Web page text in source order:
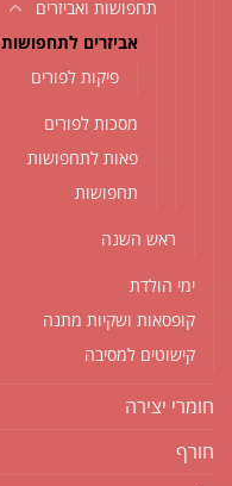
תחפושות ואביזרים
אביזרים לתחפושות
פיקות לפורים
מסכות לפורים
פאות לתחפושות
תחפושות
ראש השנה
ימי הולדת
קופסאות ושקיות מתנה
קישוטים למסיבה
חומרי יצירה
חורף